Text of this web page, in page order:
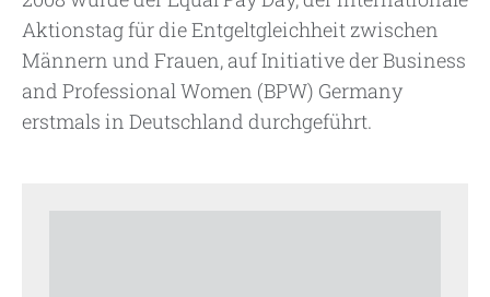
Aktionstag für die Entgeltgleichheit zwischen
Männern und Frauen, auf Initiative der Business
and Professional Women (BPW) Germany
erstmals in Deutschland durchgeführt.